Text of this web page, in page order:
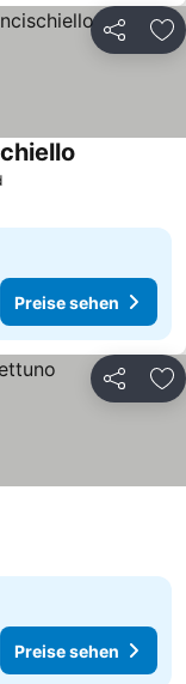
Teilen
Preise sehen
Preise sehen
Teilen
Preise sehen